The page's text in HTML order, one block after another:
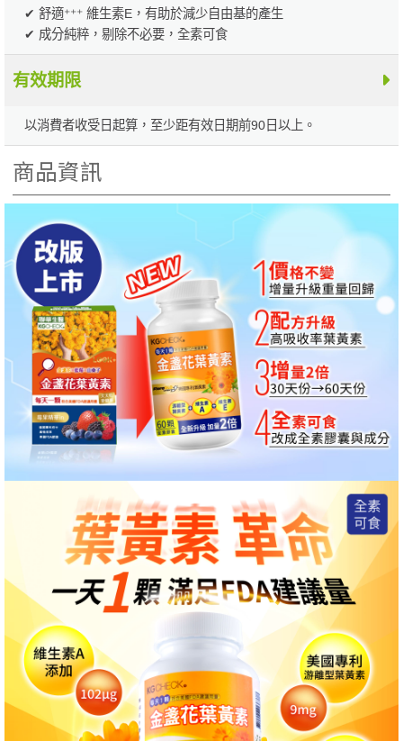
✔ 舒適⁺⁺⁺ 維生素E，有助於減少自由基的產生
✔ 成分純粹，剔除不必要，全素可食
有效期限
以消費者收受日起算，至少距有效日期前90日以上。
商品資訊